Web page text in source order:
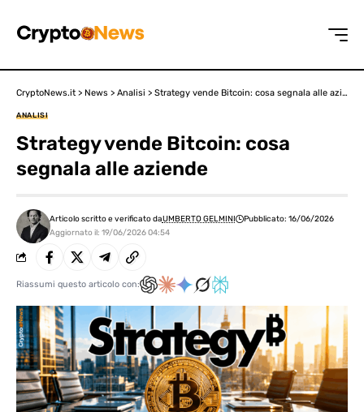
CryptoNews.it > News > Analisi > Strategy vende Bitcoin: cosa segnala alle aziende
ANALISI
Strategy vende Bitcoin: cosa
segnala alle aziende
Aggiornato il: 19/06/2026 04:54
Articolo scritto e verificato daUMBERTO GELMINI Pubblicato: 16/06/2026
Riassumi questo articolo con: